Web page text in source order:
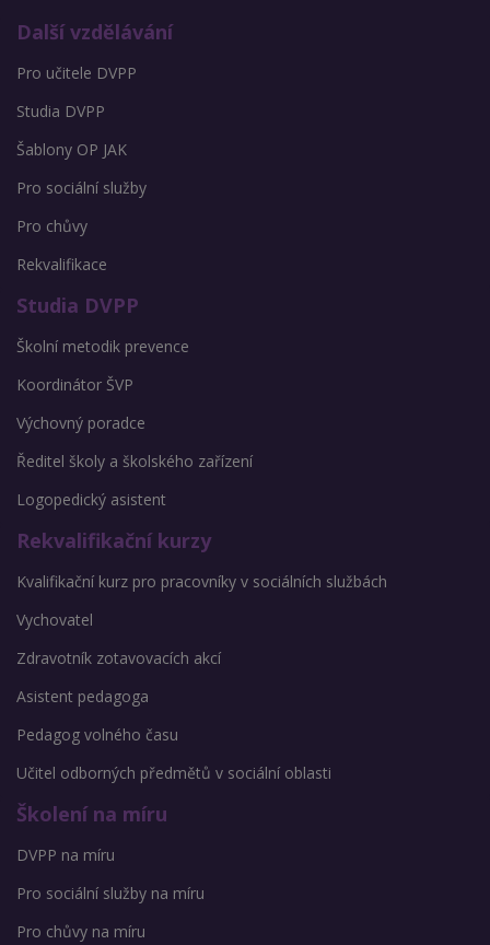
Další vzdělávání
Pro učitele DVPP
Studia DVPP
Šablony OP JAK
Pro sociální služby
Pro chůvy
Rekvalifikace
Studia DVPP
Školní metodik prevence
Koordinátor ŠVP
Výchovný poradce
Ředitel školy a školského zařízení
Logopedický asistent
Rekvalifikační kurzy
Kvalifikační kurz pro pracovníky v sociálních službách
Vychovatel
Zdravotník zotavovacích akcí
Asistent pedagoga
Pedagog volného času
Učitel odborných předmětů v sociální oblasti
Školení na míru
DVPP na míru
Pro sociální služby na míru
Pro chůvy na míru